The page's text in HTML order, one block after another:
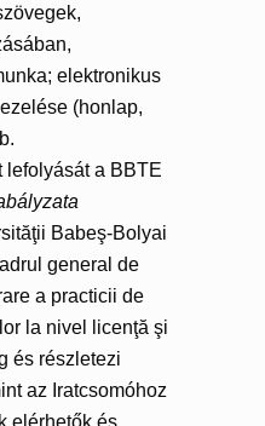
elektronikus
(honlap,
lefolyását a BBTE
Babeş-Bolyai
general de
a practicii de
la nivel licenţă şi
és részletezi
az Iratcsomóhoz
elérhetők és